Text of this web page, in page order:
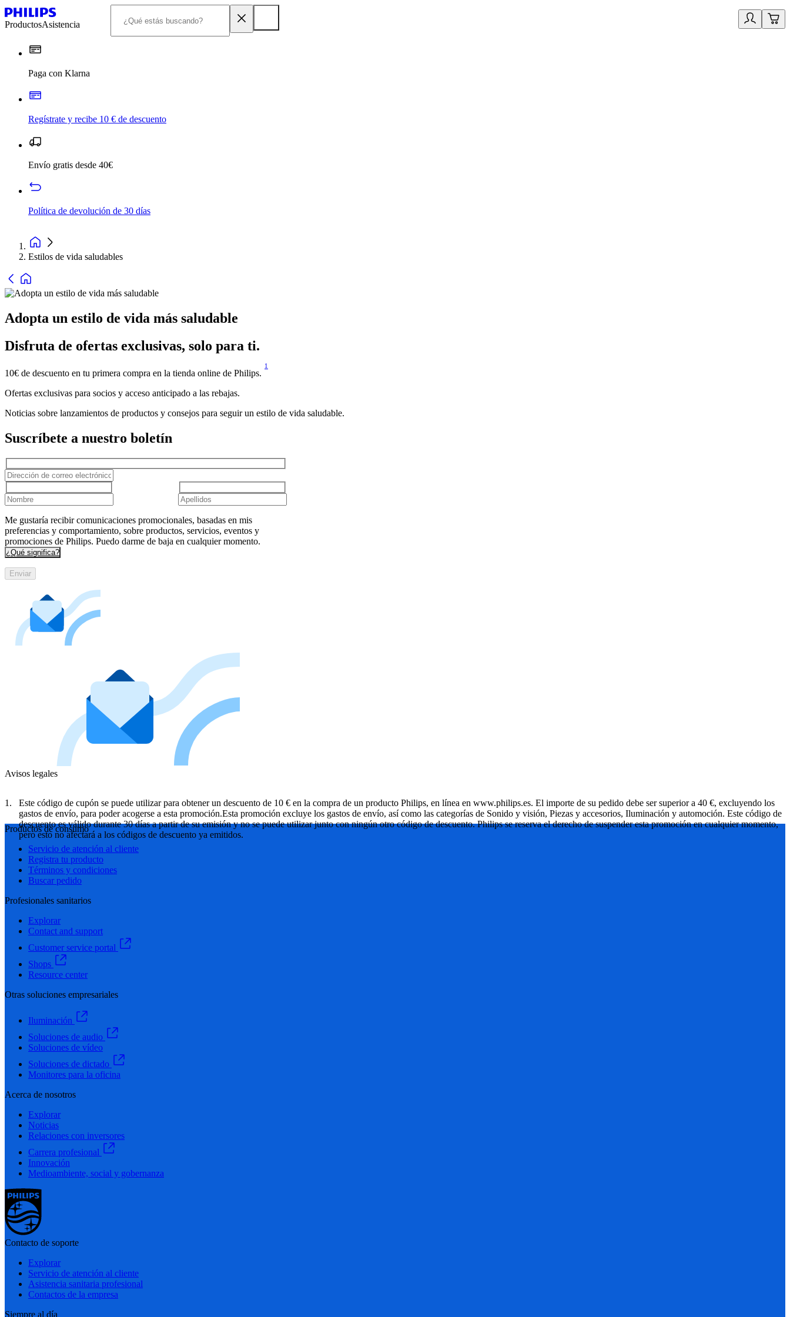
ProductosAsistencia
Paga con Klarna
Regístrate y recibe 10 € de descuento
Envío gratis desde 40€
Política de devolución de 30 días
Estilos de vida saludables
Adopta un estilo de vida más saludable
Disfruta de ofertas exclusivas, solo para ti.
10€ de descuento en tu primera compra en la tienda online de Philips.
1
Ofertas exclusivas para socios y acceso anticipado a las rebajas.
Noticias sobre lanzamientos de productos y consejos para seguir un estilo de vida saludable.
Suscríbete a nuestro boletín
Me gustaría recibir comunicaciones promocionales, basadas en mis
preferencias y comportamiento, sobre productos, servicios, eventos y
promociones de Philips. Puedo darme de baja en cualquier momento.
¿Qué significa?
Enviar
Avisos legales
Este código de cupón se puede utilizar para obtener un descuento de 10 € en la compra de un producto Philips, en línea en www.philips.es. El importe de su pedido debe ser superior a 40 €, excluyendo los
gastos de envío, para poder acogerse a esta promoción.Esta promoción excluye los gastos de envío, así como las categorías de Sonido y visión, Piezas y accesorios, Iluminación y automoción. Este código de
descuento es válido durante 30 días a partir de su emisión y no se puede utilizar junto con ningún otro código de descuento. Philips se reserva el derecho de suspender esta promoción en cualquier momento,
pero esto no afectará a los códigos de descuento ya emitidos.
Productos de consumo
Servicio de atención al cliente
Registra tu producto
Términos y condiciones
Buscar pedido
Profesionales sanitarios
Explorar
Contact and support
Customer service portal
Shops
Resource center
Otras soluciones empresariales
Iluminación
Soluciones de audio
Soluciones de vídeo
Soluciones de dictado
Monitores para la oficina
Acerca de nosotros
Explorar
Noticias
Relaciones con inversores
Carrera profesional
Innovación
Medioambiente, social y gobernanza
Contacto de soporte
Explorar
Servicio de atención al cliente
Asistencia sanitaria profesional
Contactos de la empresa
Siempre al día